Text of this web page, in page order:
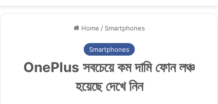
Home / Smartphones
Smartphones
OnePlus সবচেয়ে কম দামি ফোন লঞ্চ
হয়েছে দেখে নিন